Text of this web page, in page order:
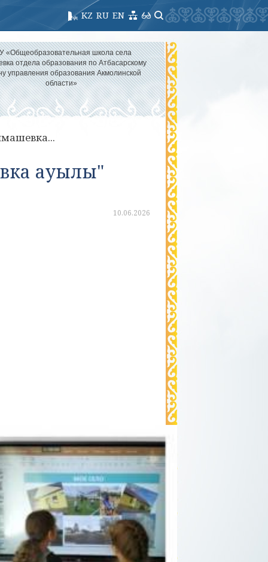
EN
RU
KZ
«Общеобразовательная школа села
отдела образования по Атбасарскому
управления образования Акмолинской
области»
ауылы"
10.06.2026